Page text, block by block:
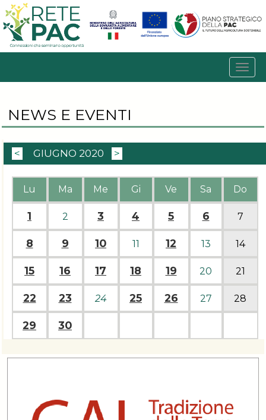
NEWS E EVENTI
< GIUGNO 2020 >
Lu Ma Me Gi Ve Sa Do
1 2 3 4 5 6 7
8 9 10 11 12 13 14
15 16 17 18 19 20 21
22 23 24 25 26 27 28
29 30